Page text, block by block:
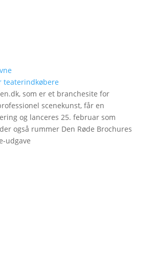
teaterindkøbere
som er et branchesite for
scenekunst, får en
og lanceres 25. februar som
også rummer Den Røde Brochures
udgave